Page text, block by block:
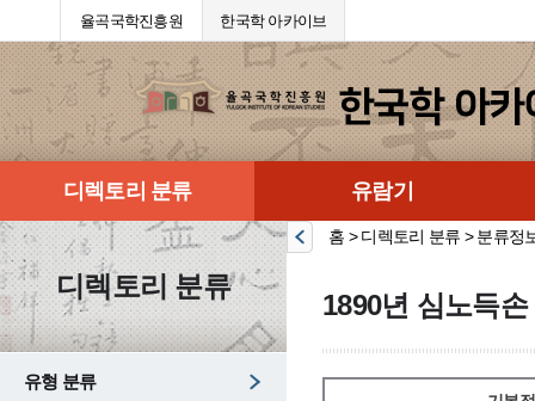
율곡국학진흥원 한국학 아카이브
디렉토리 분류 유람기
디렉토리 분류
유형 분류
홈 > 디렉토리 분류 > 분류정
1890년 심노득